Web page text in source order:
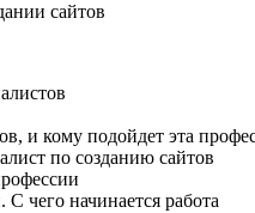
сайтов
и кому подойдет эта
по созданию сайтов
чего начинается работа